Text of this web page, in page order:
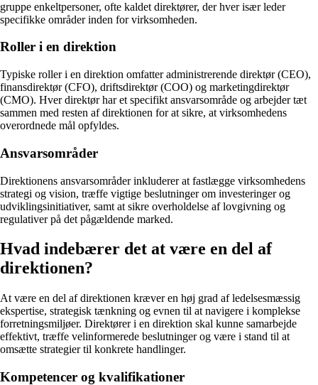
gruppe enkeltpersoner, ofte kaldet direktører, der hver især leder
specifikke områder inden for virksomheden.
Roller i en direktion
Typiske roller i en direktion omfatter administrerende direktør (CEO),
finansdirektør (CFO), driftsdirektør (COO) og marketingdirektør
(CMO). Hver direktør har et specifikt ansvarsområde og arbejder tæt
sammen med resten af direktionen for at sikre, at virksomhedens
overordnede mål opfyldes.
Ansvarsområder
Direktionens ansvarsområder inkluderer at fastlægge virksomhedens
strategi og vision, træffe vigtige beslutninger om investeringer og
udviklingsinitiativer, samt at sikre overholdelse af lovgivning og
regulativer på det pågældende marked.
Hvad indebærer det at være en del af
direktionen?
At være en del af direktionen kræver en høj grad af ledelsesmæssig
ekspertise, strategisk tænkning og evnen til at navigere i komplekse
forretningsmiljøer. Direktører i en direktion skal kunne samarbejde
effektivt, træffe velinformerede beslutninger og være i stand til at
omsætte strategier til konkrete handlinger.
Kompetencer og kvalifikationer